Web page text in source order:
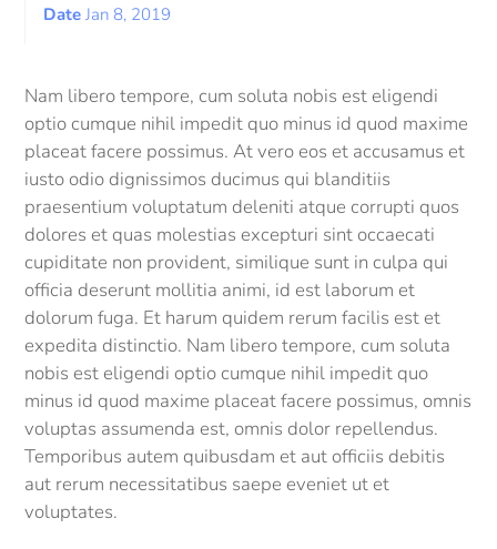
DateJan 8, 2019
Nam libero tempore, cum soluta nobis est eligendi
optio cumque nihil impedit quo minus id quod maxime
placeat facere possimus. At vero eos et accusamus et
iusto odio dignissimos ducimus qui blanditiis
praesentium voluptatum deleniti atque corrupti quos
dolores et quas molestias excepturi sint occaecati
cupiditate non provident, similique sunt in culpa qui
officia deserunt mollitia animi, id est laborum et
dolorum fuga. Et harum quidem rerum facilis est et
expedita distinctio. Nam libero tempore, cum soluta
nobis est eligendi optio cumque nihil impedit quo
minus id quod maxime placeat facere possimus, omnis
voluptas assumenda est, omnis dolor repellendus.
Temporibus autem quibusdam et aut officiis debitis
aut rerum necessitatibus saepe eveniet ut et
voluptates.